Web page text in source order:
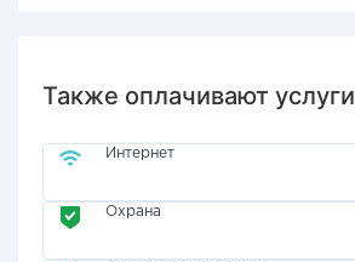
Также оплачивают услуги
Интернет
Охрана